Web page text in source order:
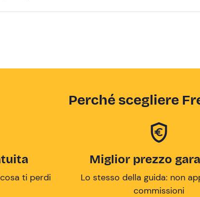
Perché scegliere
ti perdi
Miglior prezzo
Lo stesso della guida: non
commissioni